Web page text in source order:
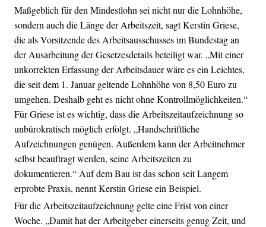
Maßgeblich für den Mindestlohn sei nicht nur die Lohnhöhe,
sondern auch die Länge der Arbeitszeit, sagt Kerstin Griese,
die als Vorsitzende des Arbeitsausschusses im Bundestag an
der Ausarbeitung der Gesetzesdetails beteiligt war. „Mit einer
unkorrekten Erfassung der Arbeitsdauer wäre es ein Leichtes,
die seit dem 1. Januar geltende Lohnhöhe von 8,50 Euro zu
umgehen. Deshalb geht es nicht ohne Kontrollmöglichkeiten.“
Für Griese ist es wichtig, dass die Arbeitszeitaufzeichnung so
unbürokratisch möglich erfolgt. „Handschriftliche
Aufzeichnungen genügen. Außerdem kann der Arbeitnehmer
selbst beauftragt werden, seine Arbeitszeiten zu
dokumentieren.“ Auf dem Bau ist das schon seit Langem
erprobte Praxis, nennt Kerstin Griese ein Beispiel.
Für die Arbeitszeitaufzeichnung gelte eine Frist von einer
Woche. „Damit hat der Arbeitgeber einerseits genug Zeit, und